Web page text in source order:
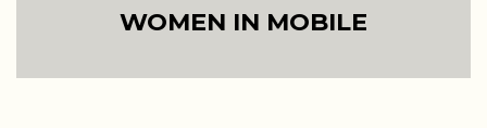
WOMEN IN MOBILE